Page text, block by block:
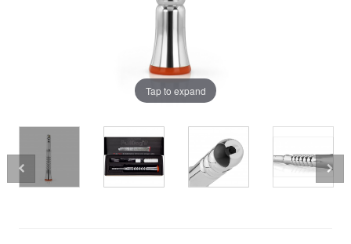
Tap to expand